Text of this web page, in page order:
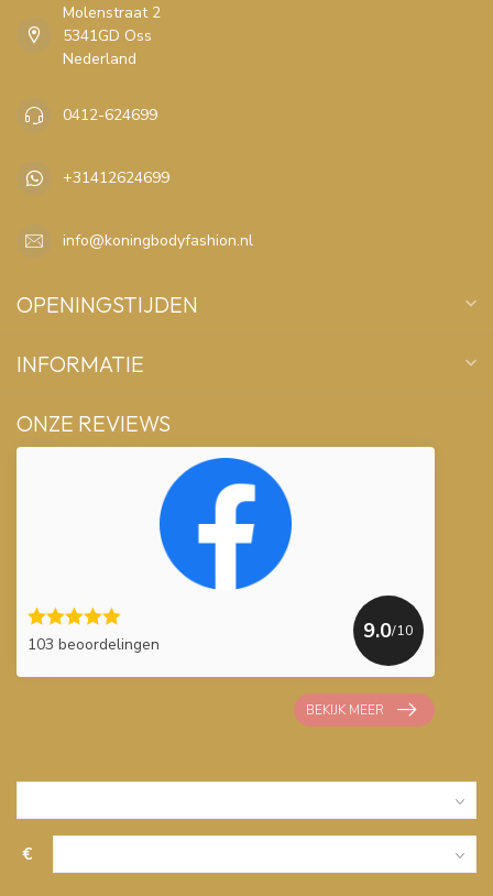
Molenstraat 2
5341GD Oss
Nederland
0412-624699
+31412624699
info@koningbodyfashion.nl
OPENINGSTIJDEN
INFORMATIE
ONZE REVIEWS
103 beoordelingen
9.0/10
BEKIJK MEER
€